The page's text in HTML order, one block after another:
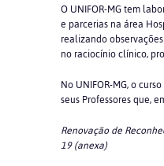
O UNIFOR-MG tem
e parcerias na área
realizando
no raciocínio clínico,
No UNIFOR-MG, o
seus Professores que,
Renovação de
19 (anexa)